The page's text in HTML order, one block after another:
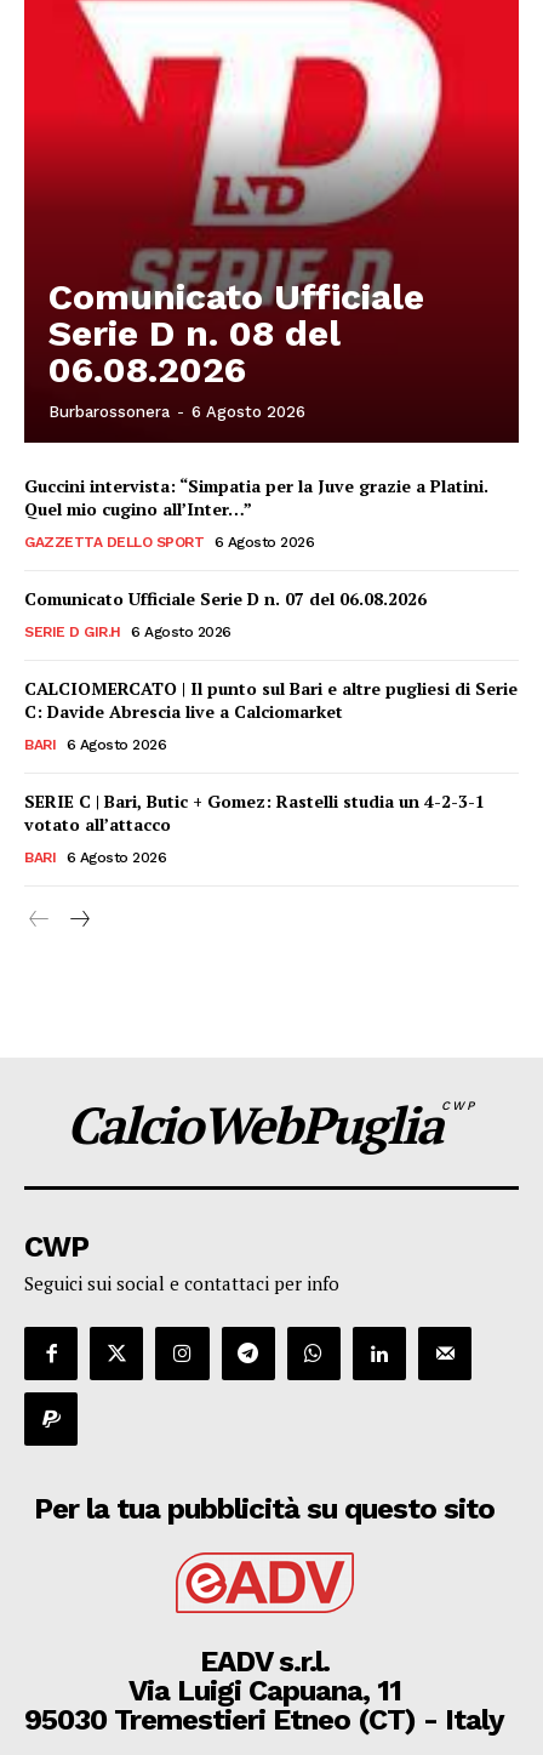
Comunicato Ufficiale
Serie D n. 08 del
06.08.2026
Burbarossonera - 6 Agosto 2026
Guccini intervista: “Simpatia per la Juve grazie a Platini.
Quel mio cugino all’Inter…”
GAZZETTA DELLO SPORT 6 Agosto 2026
Comunicato Ufficiale Serie D n. 07 del 06.08.2026
SERIE D GIR.H 6 Agosto 2026
CALCIOMERCATO | Il punto sul Bari e altre pugliesi di Serie
C: Davide Abrescia live a Calciomarket
BARI 6 Agosto 2026
SERIE C | Bari, Butic + Gomez: Rastelli studia un 4-2-3-1
votato all’attacco
BARI 6 Agosto 2026
CalcioWebPugliaCWP
CWP
Seguici sui social e contattaci per info
Per la tua pubblicità su questo sito
EADV s.r.l.
Via Luigi Capuana, 11
95030 Tremestieri Etneo (CT) - Italy